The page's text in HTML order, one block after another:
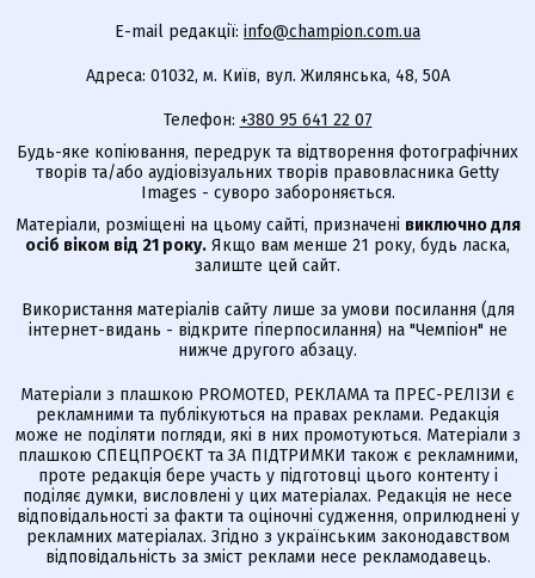
E-mail редакції: info@champion.com.ua
Адреса: 01032, м. Київ, вул. Жилянська, 48, 50А
Телефон: +380 95 641 22 07
Будь-яке копіювання, передрук та відтворення фотографічних
творів та/або аудіовізуальних творів правовласника Getty
Images - суворо забороняється.
Матеріали, розміщені на цьому сайті, призначені виключно для
осіб віком від 21 року. Якщо вам менше 21 року, будь ласка,
залиште цей сайт.
Використання матеріалів сайту лише за умови посилання (для
інтернет-видань - відкрите гіперпосилання) на "Чемпіон" не
нижче другого абзацу.
Матеріали з плашкою PROMOTED, РЕКЛАМА та ПРЕС-РЕЛІЗИ є
рекламними та публікуються на правах реклами. Редакція
може не поділяти погляди, які в них промотуються. Матеріали з
плашкою СПЕЦПРОЄКТ та ЗА ПІДТРИМКИ також є рекламними,
проте редакція бере участь у підготовці цього контенту і
поділяє думки, висловлені у цих матеріалах. Редакція не несе
відповідальності за факти та оціночні судження, оприлюднені у
рекламних матеріалах. Згідно з українським законодавством
відповідальність за зміст реклами несе рекламодавець.